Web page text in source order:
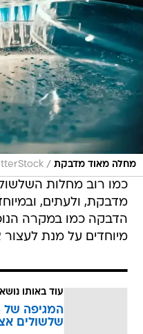
מחלה מאוד מדבקת /
כמו רוב מחלות
מדבקת, ולעתים,
הדבקה כמו במקרה
מיוחדים על מנת
עוד באותו נושא
המגיפה של
שלשולים